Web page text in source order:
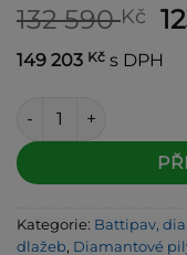
132 590Kč
149 203 Kč s DPH
BATTIPAV portálová
Alternative:
Kategorie: Battipav,
dlažeb, Diamantové